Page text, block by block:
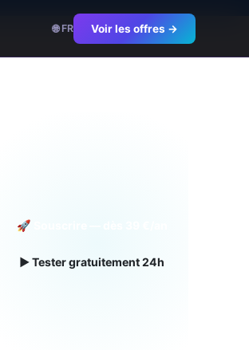
🌐 FR Voir les offres →
🚀 Souscrire — dès 39 €/an
▶ Tester gratuitement 24h